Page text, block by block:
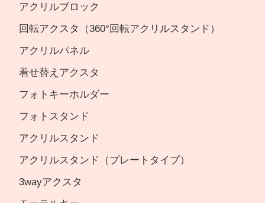
アクリルブロック
回転アクスタ（360°回転アクリルスタンド）
アクリルパネル
着せ替えアクスタ
フォトキーホルダー
フォトスタンド
アクリルスタンド
アクリルスタンド（プレートタイプ）
3wayアクスタ